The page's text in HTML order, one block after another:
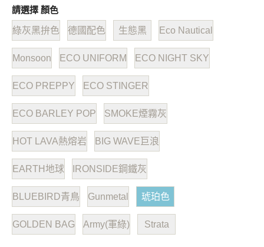
請選擇 顏色
綠灰黑拚色 德國配色 生態黑 Eco Nautical
Monsoon ECO UNIFORM ECO NIGHT SKY
ECO PREPPY ECO STINGER
ECO BARLEY POP SMOKE煙霧灰
HOT LAVA熱熔岩 BIG WAVE巨浪
EARTH地球 IRONSIDE鋼鐵灰
BLUEBIRD青鳥 Gunmetal 琥珀色
GOLDEN BAG Army(軍綠) Strata